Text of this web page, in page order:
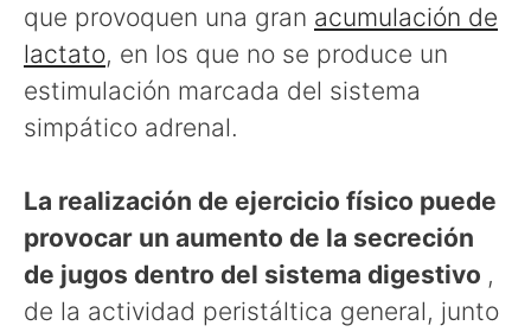
que provoquen una gran acumulación de
lactato, en los que no se produce un
estimulación marcada del sistema
simpático adrenal.
La realización de ejercicio físico puede
provocar un aumento de la secreción
de jugos dentro del sistema digestivo ,
de la actividad peristáltica general, junto